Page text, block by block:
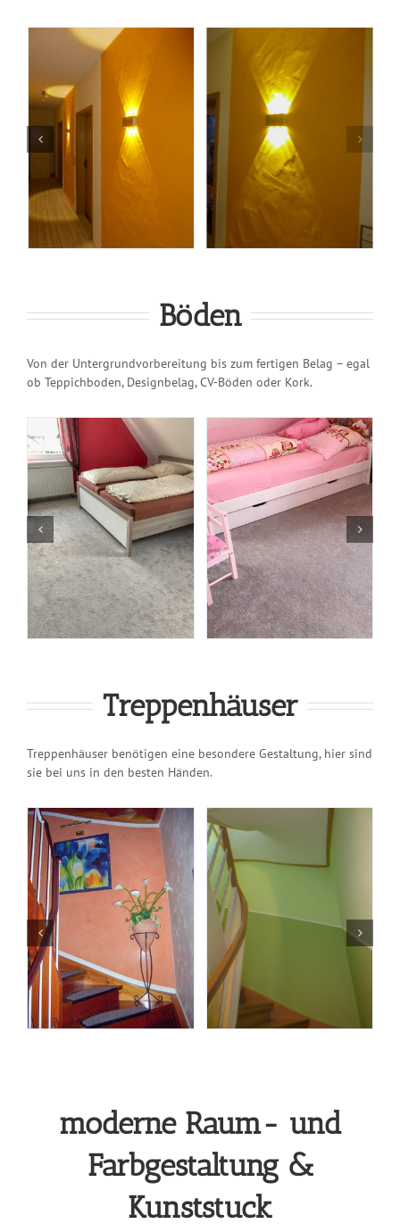
Böden
Von der Untergrundvorbereitung bis zum fertigen Belag – egal
ob Teppichboden, Designbelag, CV-Böden oder Kork.
Treppenhäuser
Treppenhäuser benötigen eine besondere Gestaltung, hier sind
sie bei uns in den besten Händen.
moderne Raum- und
Farbgestaltung &
Kunststuck